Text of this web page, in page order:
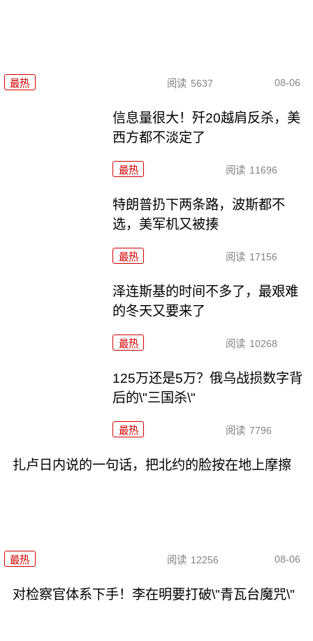
最热 阅读 5637 08-06
信息量很大！歼20越肩反杀，美
西方都不淡定了
最热 阅读 11696
特朗普扔下两条路，波斯都不
选，美军机又被揍
最热 阅读 17156
泽连斯基的时间不多了，最艰难
的冬天又要来了
最热 阅读 10268
125万还是5万？俄乌战损数字背
后的\"三国杀\"
最热 阅读 7796
扎卢日内说的一句话，把北约的脸按在地上摩擦
最热 阅读 12256 08-06
对检察官体系下手！李在明要打破\"青瓦台魔咒\"